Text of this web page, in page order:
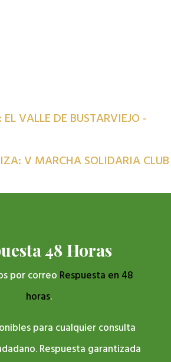
VALLE DE BUSTARVIEJO -
V MARCHA SOLIDARIA CLUB
48 Horas
por correo Respuesta en 48
horas.
para cualquier consulta
Respuesta garantizada